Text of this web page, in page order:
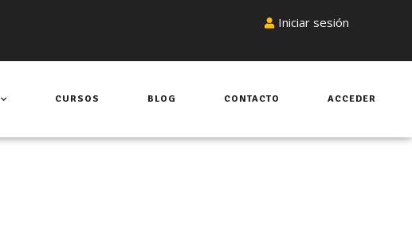
Iniciar sesión
CURSOS BLOG CONTACTO ACCEDER